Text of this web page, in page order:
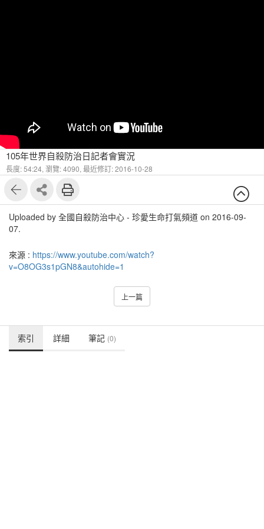
105年世界自殺防治日記者會實況
長度: 54:24, 瀏覽: 4090, 最近修訂: 2016-10-28
Uploaded by 全國自殺防治中心 - 珍愛生命打氣頻道 on 2016-09-
07.
來源 : https://www.youtube.com/watch?
v=O8OG3s1pGN8&autohide=1
上一篇
索引 詳細 筆記 (0)